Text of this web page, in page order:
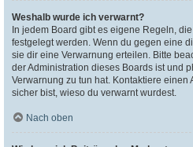
Weshalb wurde ich verwarnt?
In jedem Board gibt es eigene Regeln,
festgelegt werden. Wenn du gegen eine
sie dir eine Verwarnung erteilen. Bitte
der Administration dieses Boards ist und
Verwarnung zu tun hat. Kontaktiere einen
sicher bist, wieso du verwarnt wurdest.
Nach oben